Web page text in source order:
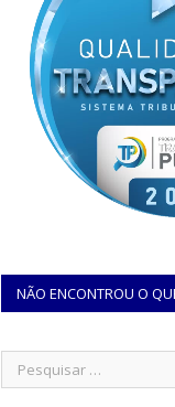
NÃO ENCONTROU O